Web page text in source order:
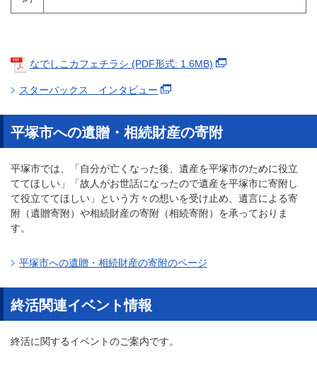
なでしこカフェチラシ (PDF形式: 1.6MB)
スターバックス インタビュー
平塚市への遺贈・相続財産の寄附
平塚市では、「自分が亡くなった後、遺産を平塚市のために役立
ててほしい」「故人がお世話になったので遺産を平塚市に寄附し
て役立ててほしい」という方々の想いを受け止め、遺言による寄
附（遺贈寄附）や相続財産の寄附（相続寄附）を承っておりま
す。
平塚市への遺贈・相続財産の寄附のページ
終活関連イベント情報
終活に関するイベントのご案内です。